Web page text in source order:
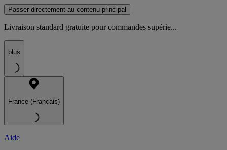
Passer directement au contenu principal
Livraison standard gratuite pour commandes supérie...
plus
France (Français)
Aide